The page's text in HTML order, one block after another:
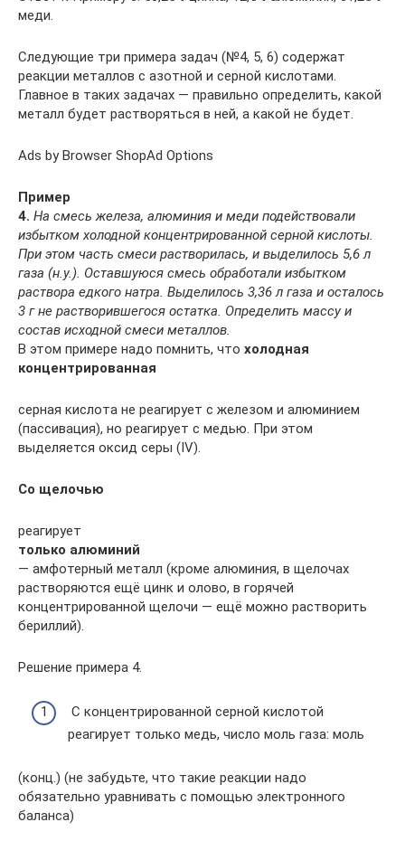
меди.
Следующие три примера задач (№4, 5, 6) содержат
реакции металлов с азотной и серной кислотами.
Главное в таких задачах — правильно определить, какой
металл будет растворяться в ней, а какой не будет.
Ads by Browser ShopAd Options
Пример
4. На смесь железа, алюминия и меди подействовали
избытком холодной концентрированной серной кислоты.
При этом часть смеси растворилась, и выделилось 5,6 л
газа (н.у.). Оставшуюся смесь обработали избытком
раствора едкого натра. Выделилось 3,36 л газа и осталось
3 г не растворившегося остатка. Определить массу и
состав исходной смеси металлов.
В этом примере надо помнить, что холодная
концентрированная
серная кислота не реагирует с железом и алюминием
(пассивация), но реагирует с медью. При этом
выделяется оксид серы (IV).
Со щелочью
реагирует
только алюминий
— амфотерный металл (кроме алюминия, в щелочах
растворяются ещё цинк и олово, в горячей
концентрированной щелочи — ещё можно растворить
бериллий).
Решение примера 4.
С концентрированной серной кислотой
реагирует только медь, число моль газа: моль
(конц.) (не забудьте, что такие реакции надо
обязательно уравнивать с помощью электронного
баланса)